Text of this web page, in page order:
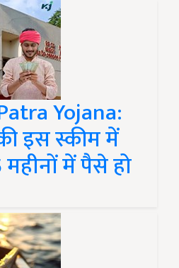
Yojana:
इस स्कीम में
में पैसे हो